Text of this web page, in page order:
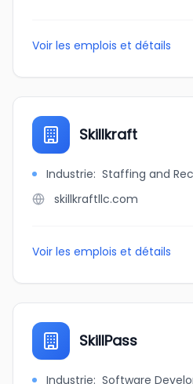
Voir les emplois et détails
Skillkraft
Industrie: Staffing and
skillkraftllc.com
Voir les emplois et détails
SkillPass
Industrie: Software